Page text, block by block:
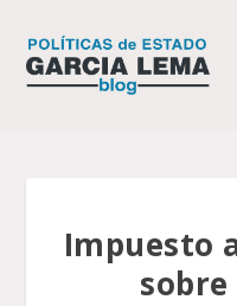
Impuesto
sobre